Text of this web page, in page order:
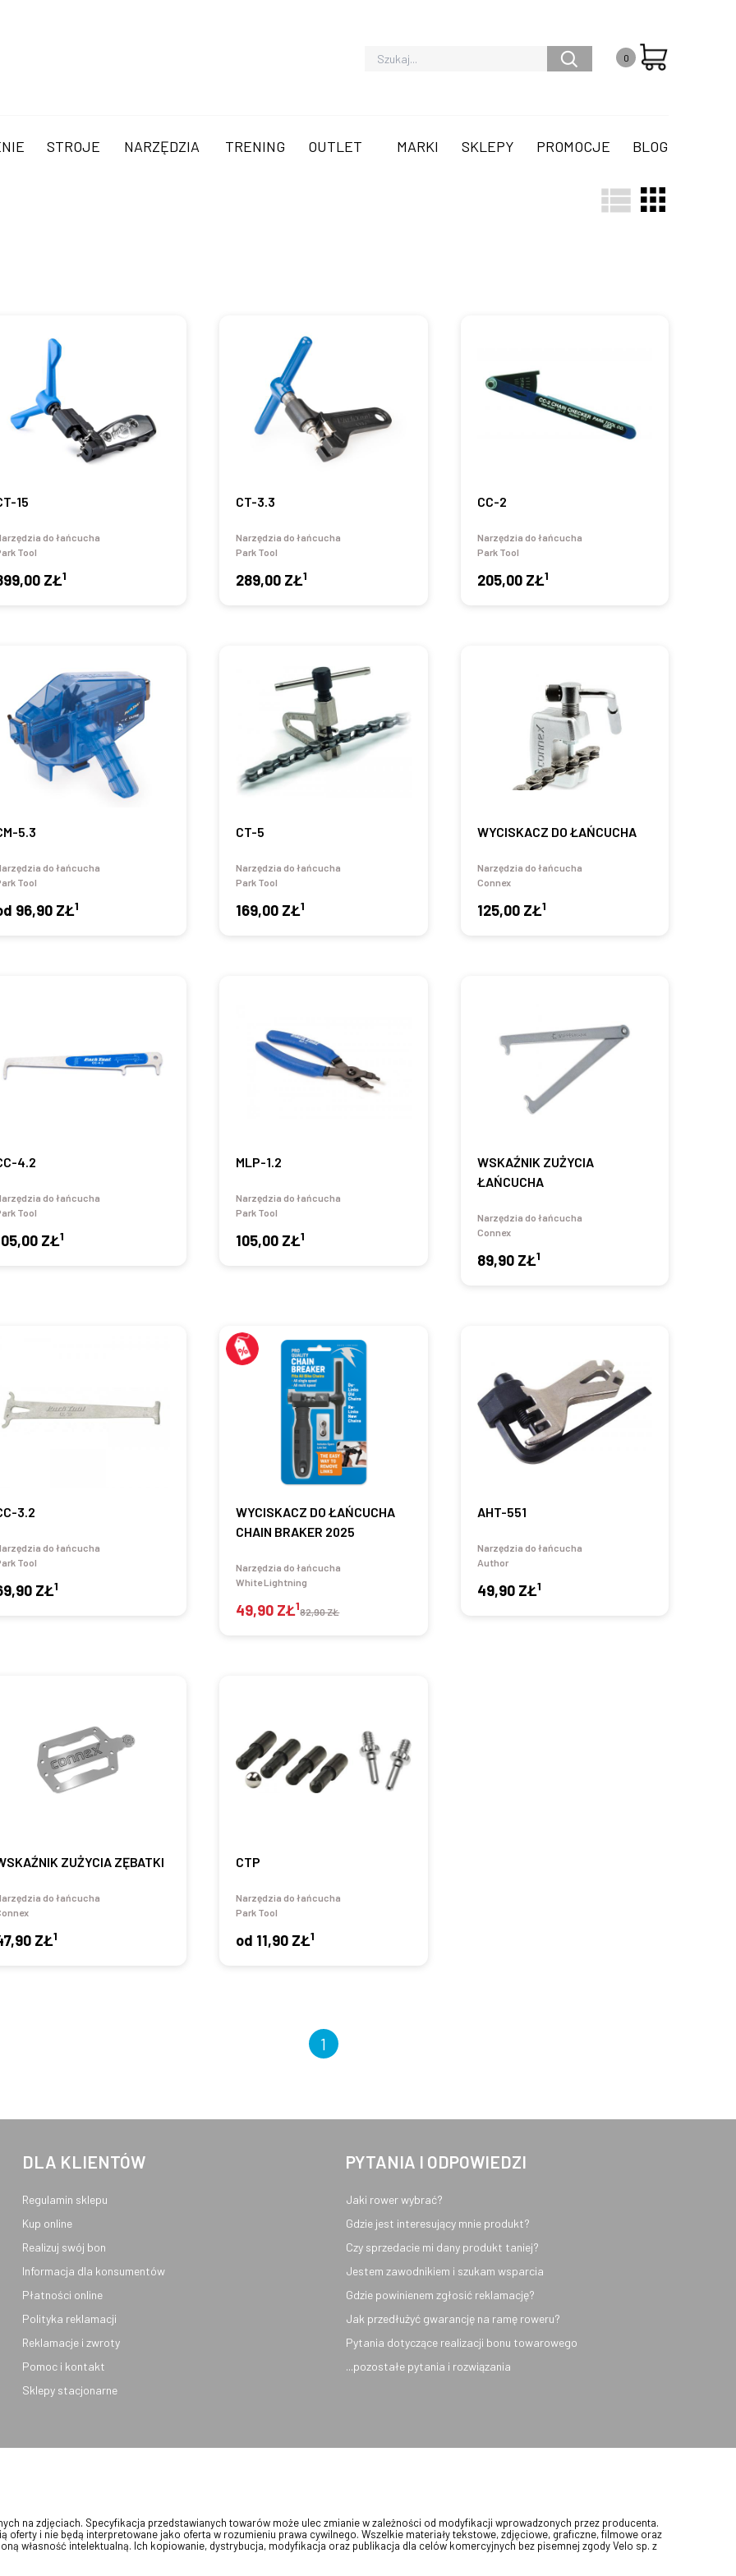
0
STROJE NARZĘDZIA TRENING OUTLET MARKI SKLEPY PROMOCJE BLOG
15
do łańcucha
Tool
ZŁ1
CT-3.3
Narzędzia do łańcucha
Park Tool
289,00 ZŁ1
CC-2
Narzędzia do łańcucha
Park Tool
205,00 ZŁ1
5.3
do łańcucha
Tool
96,90 ZŁ1
CT-5
Narzędzia do łańcucha
Park Tool
169,00 ZŁ1
WYCISKACZ DO ŁAŃCUCHA
Narzędzia do łańcucha
Connex
125,00 ZŁ1
4.2
do łańcucha
Tool
ZŁ1
MLP-1.2
Narzędzia do łańcucha
Park Tool
105,00 ZŁ1
WSKAŹNIK ZUŻYCIA
ŁAŃCUCHA
Narzędzia do łańcucha
Connex
89,90 ZŁ1
3.2
do łańcucha
Tool
ZŁ1
WYCISKACZ DO ŁAŃCUCHA
CHAIN BRAKER 2025
Narzędzia do łańcucha
White Lightning
49,90 ZŁ182,90 ZŁ
AHT-551
Narzędzia do łańcucha
Author
49,90 ZŁ1
ZUŻYCIA ZĘBATKI
do łańcucha
ZŁ1
CTP
Narzędzia do łańcucha
Park Tool
od 11,90 ZŁ1
1
DLA KLIENTÓW
Regulamin sklepu
Kup online
Realizuj swój bon
Informacja dla konsumentów
Płatności online
Polityka reklamacji
Reklamacje i zwroty
Pomoc i kontakt
Sklepy stacjonarne
PYTANIA I ODPOWIEDZI
Jaki rower wybrać?
Gdzie jest interesujący mnie produkt?
Czy sprzedacie mi dany produkt taniej?
Jestem zawodnikiem i szukam wsparcia
Gdzie powinienem zgłosić reklamację?
Jak przedłużyć gwarancję na ramę roweru?
Pytania dotyczące realizacji bonu towarowego
...pozostałe pytania i rozwiązania
na zdjęciach. Specyfikacja przedstawianych towarów może ulec zmianie w zależności od modyfikacji wprowadzonych przez producenta.
i nie będą interpretowane jako oferta w rozumieniu prawa cywilnego. Wszelkie materiały tekstowe, zdjęciowe, graficzne, filmowe oraz
własność intelektualną. Ich kopiowanie, dystrybucja, modyfikacja oraz publikacja dla celów komercyjnych bez pisemnej zgody Velo sp. z